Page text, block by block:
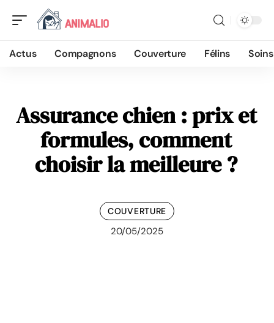
Actus Compagnons Couverture Félins Soins
Assurance chien : prix et
formules, comment
choisir la meilleure ?
COUVERTURE
20/05/2025